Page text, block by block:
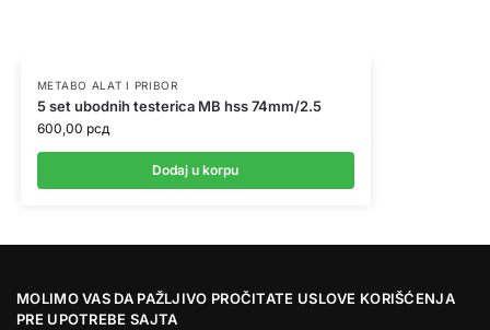
METABO ALAT I PRIBOR
5 set ubodnih testerica MB hss 74mm/2.5
600,00 рсд
Dodaj u korpu
MOLIMO VAS DA PAŽLJIVO PROČITATE USLOVE KORIŠĆENJA
PRE UPOTREBE SAJTA